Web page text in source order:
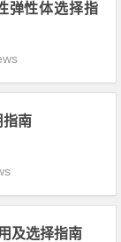
弹性体选择指
指南
及选择指南